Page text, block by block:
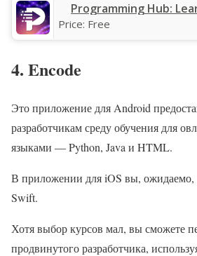
Programming Hub:
Price: Free
4. Encode
Это приложение для Android
разработчикам среду обучения для
языками — Python, Java и HTML.
В приложении для iOS вы, ожидаемо,
Swift.
Хотя выбор курсов мал, вы сможете
продвинутого разработчика,